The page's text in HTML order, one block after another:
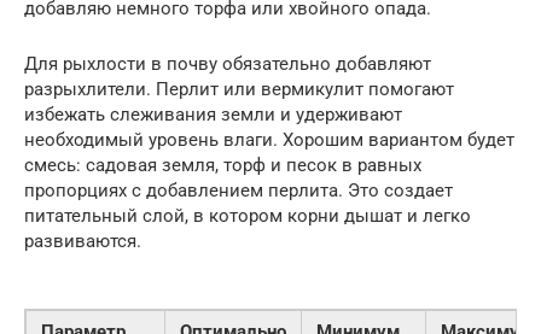
добавляю немного торфа или хвойного опада.
Для рыхлости в почву обязательно добавляют
разрыхлители. Перлит или вермикулит помогают
избежать слеживания земли и удерживают
необходимый уровень влаги. Хорошим вариантом будет
смесь: садовая земля, торф и песок в равных
пропорциях с добавлением перлита. Это создает
питательный слой, в котором корни дышат и легко
развиваются.